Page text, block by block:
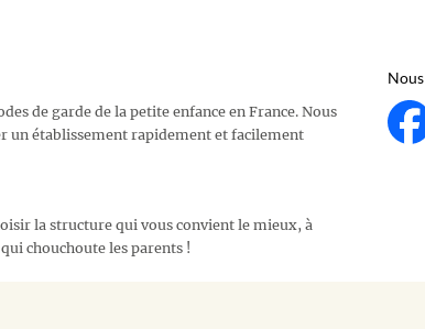
de garde de la petite enfance en France. Nous
un établissement rapidement et facilement
la structure qui vous convient le mieux, à
chouchoute les parents !